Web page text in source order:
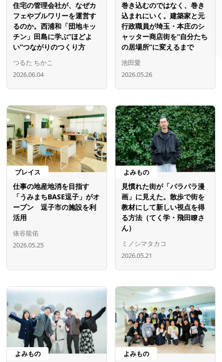
住宅の管理会社が、なぜカ
フェやブルワリーを運営す
るのか。西浦和「団地キッ
チン」田島に学ぶ”ほどよ
い”つながりのつくり方
つるた ちかこ
2026.06.04
巻き込むのではなく、巻き
込まれにいく。建築家と元
行政職員が埼玉・本庄のシ
ャッター商店街を“自分たち
の居場所”に変えるまで
池田愛
2026.05.26
プレイス
仕事の地産地消を目指す
「うみまちBASE逗子」がオ
ープン 逗子市の施設を利
活用
俵谷龍佑
2026.05.25
よみもの
見慣れた街が「パラパラ漫
画」に見えた。散歩で街を
教材にして新しい視点を得
る方法（てく学・飛田瞭さ
ん）
ミノシマタカコ
2026.05.21
よみもの よみもの